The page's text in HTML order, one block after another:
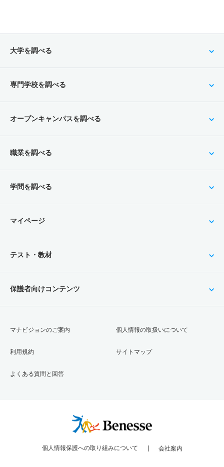
大学を調べる
専門学校を調べる
オープンキャンパスを調べる
職業を調べる
学問を調べる
マイページ
テスト・教材
保護者向けコンテンツ
マナビジョンのご案内
利用規約
よくある質問と回答
個人情報の取扱いについて
サイトマップ
個人情報保護への取り組みについて 会社案内